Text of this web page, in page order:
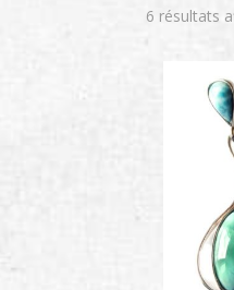
6 résultats